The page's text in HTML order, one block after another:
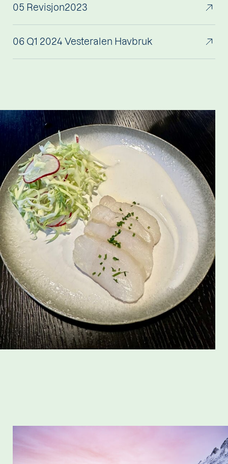
05 Revisjon2023
06 Q1 2024 Vesteralen Havbruk